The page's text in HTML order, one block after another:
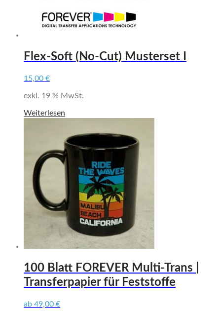
gewählt
werden
Flex-Soft (No-Cut) Musterset I
15,00 €
exkl. 19 % MwSt.
Weiterlesen
100 Blatt FOREVER Multi-Trans |
Transferpapier für Feststoffe
ab 49,00 €